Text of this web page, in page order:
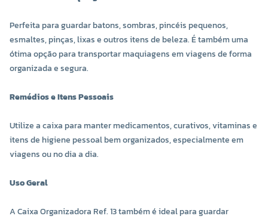
Perfeita para guardar batons, sombras, pincéis pequenos,
esmaltes, pinças, lixas e outros itens de beleza. É também uma
ótima opção para transportar maquiagens em viagens de forma
organizada e segura.
Remédios e Itens Pessoais
Utilize a caixa para manter medicamentos, curativos, vitaminas e
itens de higiene pessoal bem organizados, especialmente em
viagens ou no dia a dia.
Uso Geral
A Caixa Organizadora Ref. 13 também é ideal para guardar